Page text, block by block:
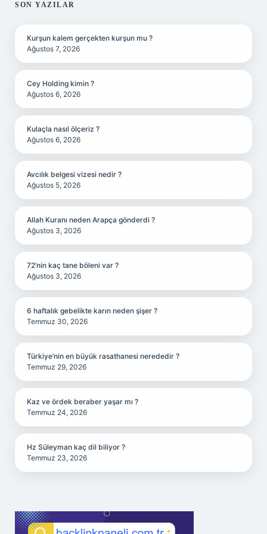
SIDEBAR
SON YAZILAR
Kurşun kalem gerçekten kurşun mu ?
Ağustos 7, 2026
Cey Holding kimin ?
Ağustos 6, 2026
Kulaçla nasıl ölçeriz ?
Ağustos 6, 2026
Avcılık belgesi vizesi nedir ?
Ağustos 5, 2026
Allah Kuranı neden Arapça gönderdi ?
Ağustos 3, 2026
72’nin kaç tane böleni var ?
Ağustos 3, 2026
6 haftalık gebelikte karın neden şişer ?
Temmuz 30, 2026
Türkiye’nin en büyük rasathanesi nerededir ?
Temmuz 29, 2026
Kaz ve ördek beraber yaşar mı ?
Temmuz 24, 2026
Hz Süleyman kaç dil biliyor ?
Temmuz 23, 2026